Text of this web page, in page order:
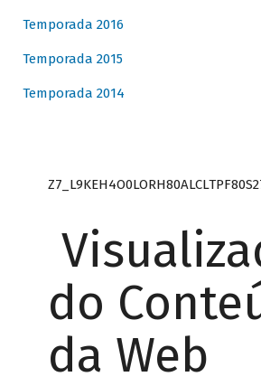
Temporada 2016
Temporada 2015
Temporada 2014
do
da Web